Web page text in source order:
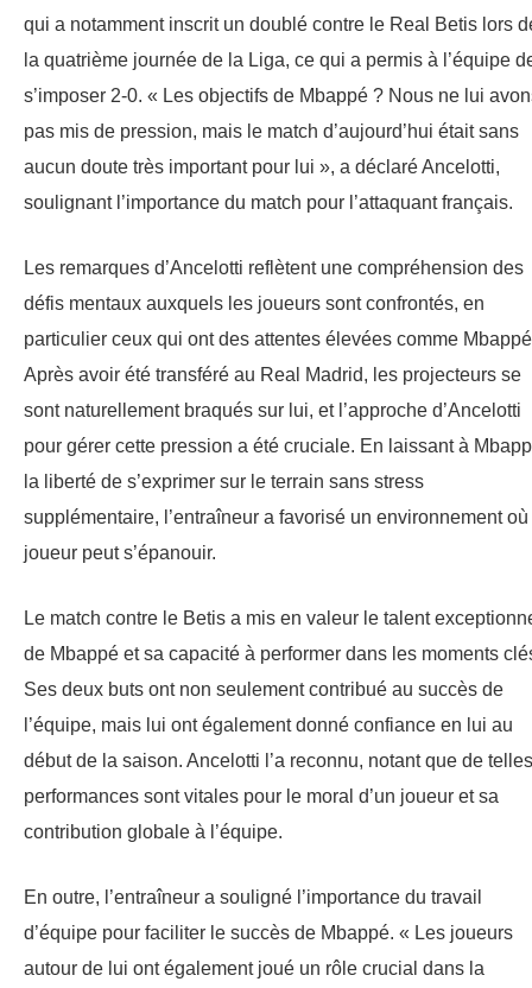
qui a notamment inscrit un doublé contre le Real Betis lors
la quatrième journée de la Liga, ce qui a permis à l’équipe
s’imposer 2-0. « Les objectifs de Mbappé ? Nous ne lui
pas mis de pression, mais le match d’aujourd’hui était sans
aucun doute très important pour lui », a déclaré Ancelotti,
soulignant l’importance du match pour l’attaquant français.
Les remarques d’Ancelotti reflètent une compréhension des
défis mentaux auxquels les joueurs sont confrontés, en
particulier ceux qui ont des attentes élevées comme
Après avoir été transféré au Real Madrid, les projecteurs se
sont naturellement braqués sur lui, et l’approche d’Ancelotti
pour gérer cette pression a été cruciale. En laissant à
la liberté de s’exprimer sur le terrain sans stress
supplémentaire, l’entraîneur a favorisé un environnement
joueur peut s’épanouir.
Le match contre le Betis a mis en valeur le talent
de Mbappé et sa capacité à performer dans les moments
Ses deux buts ont non seulement contribué au succès de
l’équipe, mais lui ont également donné confiance en lui au
début de la saison. Ancelotti l’a reconnu, notant que de telles
performances sont vitales pour le moral d’un joueur et sa
contribution globale à l’équipe.
En outre, l’entraîneur a souligné l’importance du travail
d’équipe pour faciliter le succès de Mbappé. « Les joueurs
autour de lui ont également joué un rôle crucial dans la